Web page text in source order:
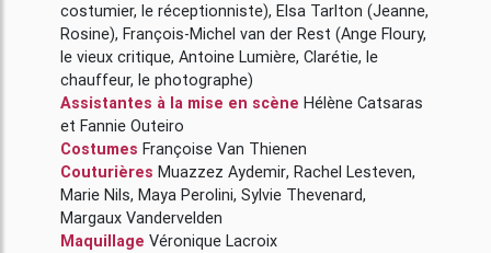
costumier, le réceptionniste), Elsa Tarlton (Jeanne,
Rosine), François-Michel van der Rest (Ange Floury,
le vieux critique, Antoine Lumière, Clarétie, le
chauffeur, le photographe)
Assistantes à la mise en scène Hélène Catsaras
et Fannie Outeiro
Costumes Françoise Van Thienen
Couturières Muazzez Aydemir, Rachel Lesteven,
Marie Nils, Maya Perolini, Sylvie Thevenard,
Margaux Vandervelden
Maquillage Véronique Lacroix